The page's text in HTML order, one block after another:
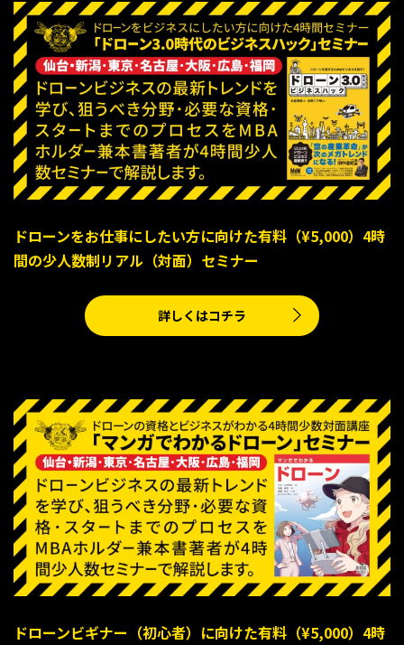
ドローンをお仕事にしたい方に向けた有料（¥5,000）4時
間の少人数制リアル（対面）セミナー
詳しくはコチラ
ドローンビギナー（初心者）に向けた有料（¥5,000）4時